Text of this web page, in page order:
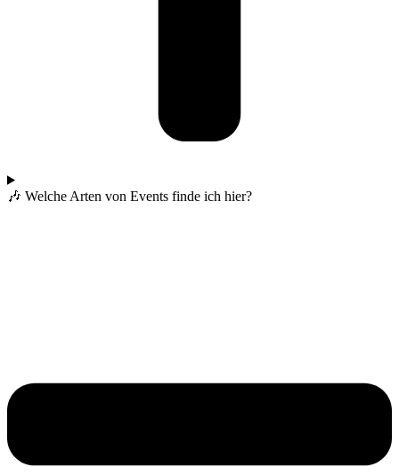
🎶 Welche Arten von Events finde ich hier?